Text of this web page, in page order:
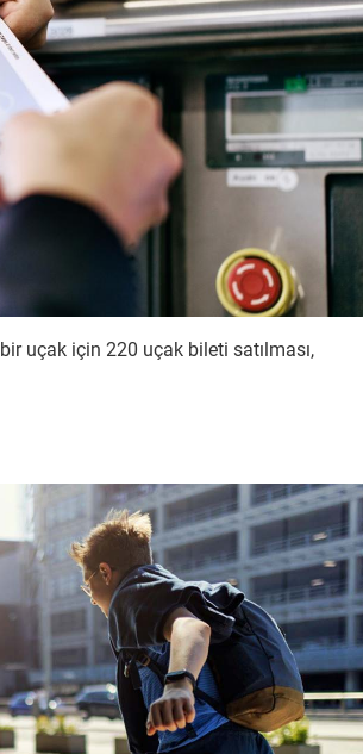
uçak için 220 uçak bileti satılması,